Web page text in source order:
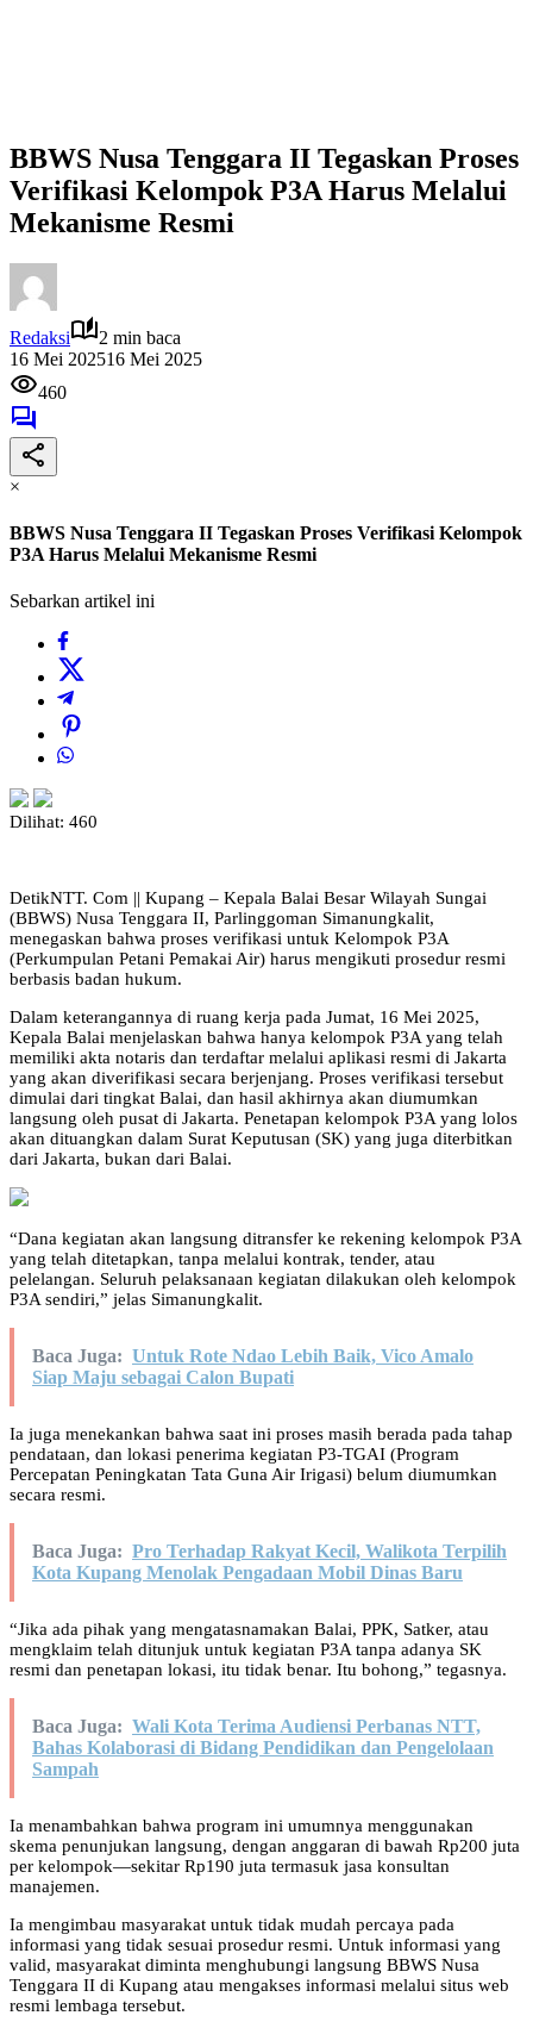
BBWS Nusa Tenggara II Tegaskan Proses
Verifikasi Kelompok P3A Harus Melalui
Mekanisme Resmi
Redaksi
2 min baca
16 Mei 202516 Mei 2025
460
×
BBWS Nusa Tenggara II Tegaskan Proses Verifikasi Kelompok
P3A Harus Melalui Mekanisme Resmi
Sebarkan artikel ini
Dilihat: 460
DetikNTT. Com || Kupang – Kepala Balai Besar Wilayah Sungai
(BBWS) Nusa Tenggara II, Parlinggoman Simanungkalit,
menegaskan bahwa proses verifikasi untuk Kelompok P3A
(Perkumpulan Petani Pemakai Air) harus mengikuti prosedur resmi
berbasis badan hukum.
Dalam keterangannya di ruang kerja pada Jumat, 16 Mei 2025,
Kepala Balai menjelaskan bahwa hanya kelompok P3A yang telah
memiliki akta notaris dan terdaftar melalui aplikasi resmi di Jakarta
yang akan diverifikasi secara berjenjang. Proses verifikasi tersebut
dimulai dari tingkat Balai, dan hasil akhirnya akan diumumkan
langsung oleh pusat di Jakarta. Penetapan kelompok P3A yang lolos
akan dituangkan dalam Surat Keputusan (SK) yang juga diterbitkan
dari Jakarta, bukan dari Balai.
“Dana kegiatan akan langsung ditransfer ke rekening kelompok P3A
yang telah ditetapkan, tanpa melalui kontrak, tender, atau
pelelangan. Seluruh pelaksanaan kegiatan dilakukan oleh kelompok
P3A sendiri,” jelas Simanungkalit.
Baca Juga: Untuk Rote Ndao Lebih Baik, Vico Amalo
Siap Maju sebagai Calon Bupati
Ia juga menekankan bahwa saat ini proses masih berada pada tahap
pendataan, dan lokasi penerima kegiatan P3-TGAI (Program
Percepatan Peningkatan Tata Guna Air Irigasi) belum diumumkan
secara resmi.
Baca Juga: Pro Terhadap Rakyat Kecil, Walikota Terpilih
Kota Kupang Menolak Pengadaan Mobil Dinas Baru
“Jika ada pihak yang mengatasnamakan Balai, PPK, Satker, atau
mengklaim telah ditunjuk untuk kegiatan P3A tanpa adanya SK
resmi dan penetapan lokasi, itu tidak benar. Itu bohong,” tegasnya.
Baca Juga: Wali Kota Terima Audiensi Perbanas NTT,
Bahas Kolaborasi di Bidang Pendidikan dan Pengelolaan
Sampah
Ia menambahkan bahwa program ini umumnya menggunakan
skema penunjukan langsung, dengan anggaran di bawah Rp200 juta
per kelompok—sekitar Rp190 juta termasuk jasa konsultan
manajemen.
Ia mengimbau masyarakat untuk tidak mudah percaya pada
informasi yang tidak sesuai prosedur resmi. Untuk informasi yang
valid, masyarakat diminta menghubungi langsung BBWS Nusa
Tenggara II di Kupang atau mengakses informasi melalui situs web
resmi lembaga tersebut.